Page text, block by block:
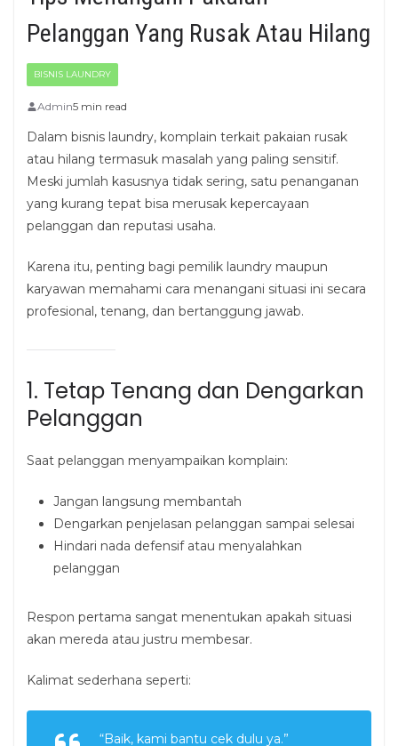
Pelanggan Yang Rusak Atau Hilang
BISNIS LAUNDRY
Admin5 min read
Dalam bisnis laundry, komplain terkait pakaian rusak
atau hilang termasuk masalah yang paling sensitif.
Meski jumlah kasusnya tidak sering, satu penanganan
yang kurang tepat bisa merusak kepercayaan
pelanggan dan reputasi usaha.
Karena itu, penting bagi pemilik laundry maupun
karyawan memahami cara menangani situasi ini secara
profesional, tenang, dan bertanggung jawab.
1. Tetap Tenang dan Dengarkan
Pelanggan
Saat pelanggan menyampaikan komplain:
Jangan langsung membantah
Dengarkan penjelasan pelanggan sampai selesai
Hindari nada defensif atau menyalahkan
pelanggan
Respon pertama sangat menentukan apakah situasi
akan mereda atau justru membesar.
Kalimat sederhana seperti:
“Baik, kami bantu cek dulu ya.”